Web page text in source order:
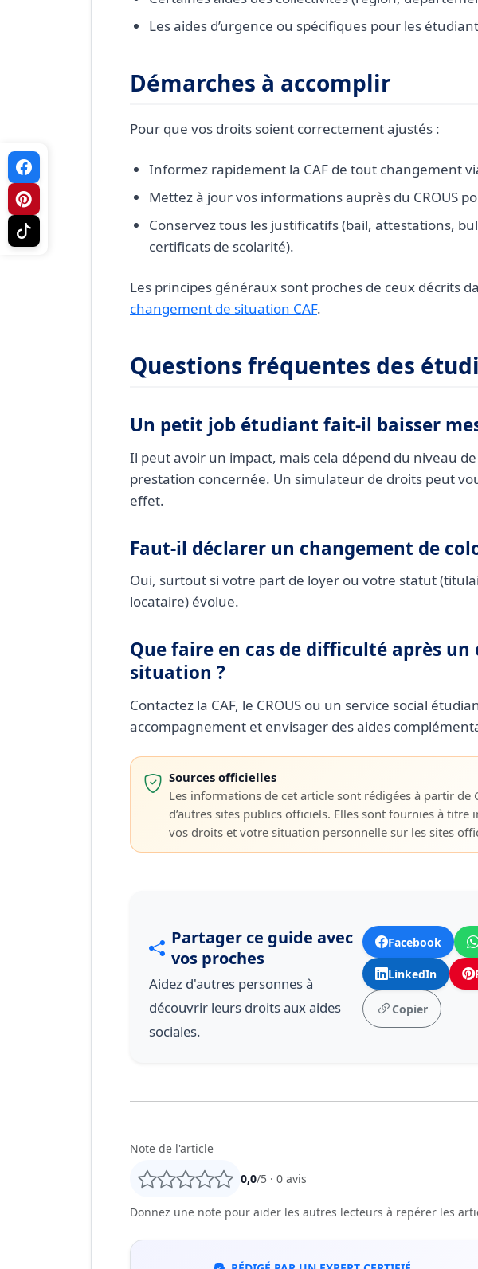
Les aides d’urgence ou spécifiques pour les
Démarches à accomplir
Pour que vos droits soient correctement ajustés :
Informez rapidement la CAF de tout changement
Mettez à jour vos informations auprès du CROUS
Conservez tous les justificatifs (bail, attestations,
certificats de scolarité).
Les principes généraux sont proches de ceux décrits
changement de situation CAF.
Questions fréquentes des
Un petit job étudiant fait-il baisser
Il peut avoir un impact, mais cela dépend du niveau
prestation concernée. Un simulateur de droits peut
effet.
Faut-il déclarer un changement de
Oui, surtout si votre part de loyer ou votre statut
locataire) évolue.
Que faire en cas de difficulté après
situation ?
Contactez la CAF, le CROUS ou un service social
accompagnement et envisager des aides
Sources officielles
Les informations de cet article sont rédigées à partir de
d’autres sites publics officiels. Elles sont fournies à
vos droits et votre situation personnelle sur les sites
Partager ce guide avec
vos proches
Aidez d'autres personnes à
découvrir leurs droits aux aides
sociales.
Facebook
LinkedIn
Copier
Note de l'article
0,0/5 ·0 avis
Donnez une note pour aider les autres lecteurs à repérer les